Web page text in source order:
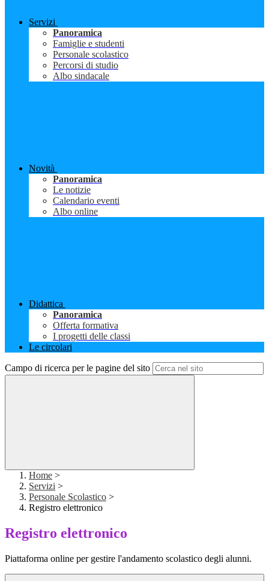
Servizi
Panoramica
Famiglie e studenti
Personale scolastico
Percorsi di studio
Albo sindacale
Novità
Panoramica
Le notizie
Calendario eventi
Albo online
Didattica
Panoramica
Offerta formativa
I progetti delle classi
Le circolari
Campo di ricerca per le pagine del sito
Home >
Servizi >
Personale Scolastico >
Registro elettronico
Registro elettronico
Piattaforma online per gestire l'andamento scolastico degli alunni.